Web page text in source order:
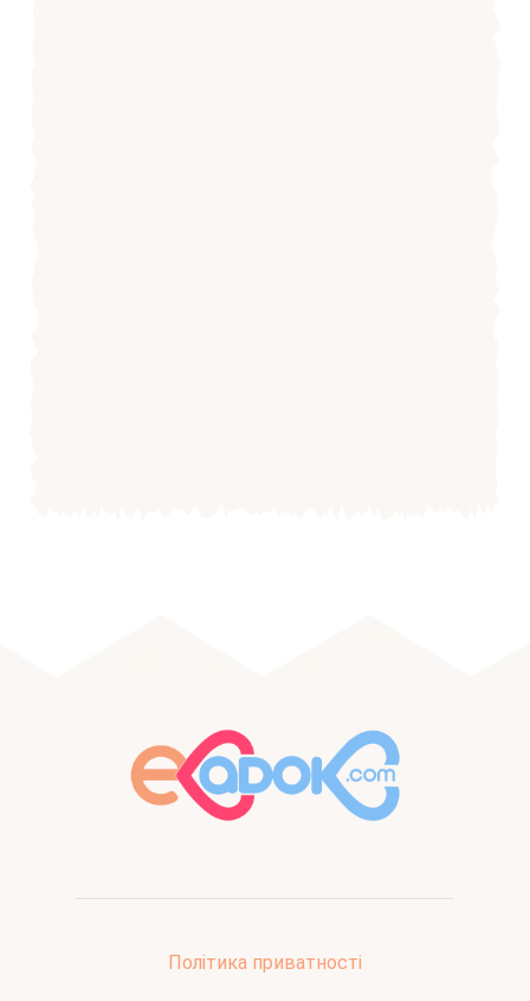
Політика приватності